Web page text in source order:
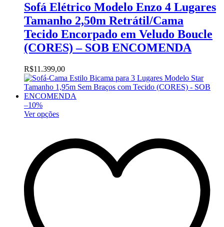
Sofá Elétrico Modelo Enzo 4 Lugares
Tamanho 2,50m Retrátil/Cama
Tecido Encorpado em Veludo Boucle
(CORES) – SOB ENCOMENDA
R$11.399,00
–10%
Ver opções